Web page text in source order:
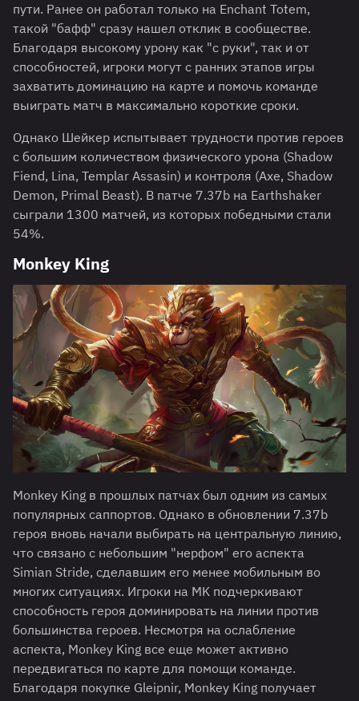
пути. Ранее он работал только на Enchant Totem,
такой "бафф" сразу нашел отклик в сообществе.
Благодаря высокому урону как "с руки", так и от
способностей, игроки могут с ранних этапов игры
захватить доминацию на карте и помочь команде
выиграть матч в максимально короткие сроки.
Однако Шейкер испытывает трудности против героев
с большим количеством физического урона (Shadow
Fiend, Lina, Templar Assasin) и контроля (Axe, Shadow
Demon, Primal Beast). В патче 7.37b на Earthshaker
сыграли 1300 матчей, из которых победными стали
54%.
Monkey King
Monkey King в прошлых патчах был одним из самых
популярных саппортов. Однако в обновлении 7.37b
героя вновь начали выбирать на центральную линию,
что связано с небольшим "нерфом" его аспекта
Simian Stride, сделавшим его менее мобильным во
многих ситуациях. Игроки на MK подчеркивают
способность героя доминировать на линии против
большинства героев. Несмотря на ослабление
аспекта, Monkey King все еще может активно
передвигаться по карте для помощи команде.
Благодаря покупке Gleipnir, Monkey King получает